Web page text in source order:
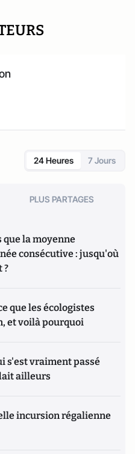
24 Heures 7 Jours
PLUS PARTAGES
que la moyenne
consécutive : jusqu'où
?
que les écologistes
et voilà pourquoi
s'est vraiment passé
ailleurs
incursion régalienne